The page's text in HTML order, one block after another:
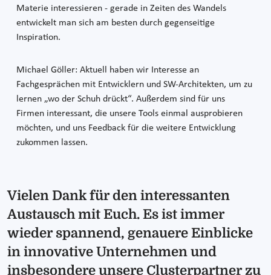
Materie interessieren - gerade in Zeiten des Wandels
entwickelt man sich am besten durch gegenseitige
Inspiration.
Michael Göller: Aktuell haben wir Interesse an
Fachgesprächen mit Entwicklern und SW-Architekten, um zu
lernen „wo der Schuh drückt“. Außerdem sind für uns
Firmen interessant, die unsere Tools einmal ausprobieren
möchten, und uns Feedback für die weitere Entwicklung
zukommen lassen.
Vielen Dank für den interessanten
Austausch mit Euch. Es ist immer
wieder spannend, genauere Einblicke
in innovative Unternehmen und
insbesondere unsere Clusterpartner zu